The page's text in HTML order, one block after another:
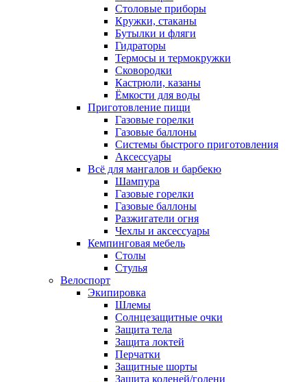
Столовые приборы
Кружки, стаканы
Бутылки и фляги
Гидраторы
Термосы и термокружки
Сковородки
Кастрюли, казаны
Ёмкости для воды
Приготовление пищи
Газовые горелки
Газовые баллоны
Системы быстрого приготовления
Аксессуары
Всё для мангалов и барбекю
Шампура
Газовые горелки
Газовые баллоны
Разжигатели огня
Чехлы и аксессуары
Кемпинговая мебель
Столы
Стулья
Велоспорт
Экипировка
Шлемы
Солнцезащитные очки
Защита тела
Защита локтей
Перчатки
Защитные шорты
Защита коленей/голени